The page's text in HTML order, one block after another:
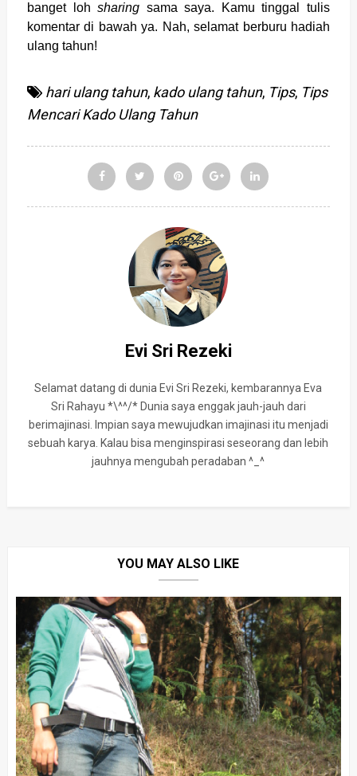
banget lohsharing sama saya. Kamu tinggal tulis
komentar di bawah ya. Nah, selamat berburu hadiah
ulang tahun!
hari ulang tahun, kado ulang tahun, Tips, Tips
Mencari Kado Ulang Tahun
Evi Sri Rezeki
Selamat datang di dunia Evi Sri Rezeki, kembarannya Eva
Sri Rahayu *\^^/* Dunia saya enggak jauh-jauh dari
berimajinasi. Impian saya mewujudkan imajinasi itu menjadi
sebuah karya. Kalau bisa menginspirasi seseorang dan lebih
jauhnya mengubah peradaban ^_^
YOU MAY ALSO LIKE